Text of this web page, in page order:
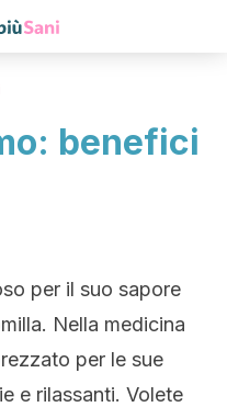
benefici
per il suo sapore
Nella medicina
per le sue
e rilassanti. Volete